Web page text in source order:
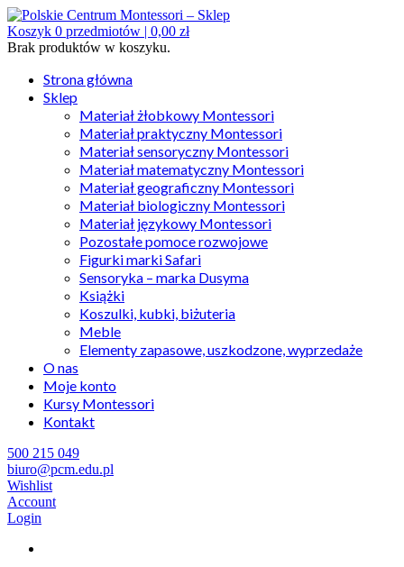
Koszyk 0 przedmiotów | 0,00 zł
Brak produktów w koszyku.
Strona główna
Sklep
Materiał żłobkowy Montessori
Materiał praktyczny Montessori
Materiał sensoryczny Montessori
Materiał matematyczny Montessori
Materiał geograficzny Montessori
Materiał biologiczny Montessori
Materiał językowy Montessori
Pozostałe pomoce rozwojowe
Figurki marki Safari
Sensoryka – marka Dusyma
Książki
Koszulki, kubki, biżuteria
Meble
Elementy zapasowe, uszkodzone, wyprzedaże
O nas
Moje konto
Kursy Montessori
Kontakt
500 215 049
biuro@pcm.edu.pl
Wishlist
Account
Login